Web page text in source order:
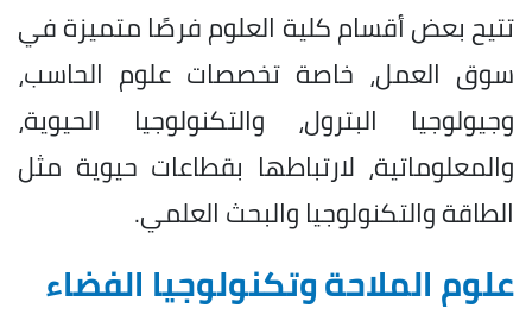
تتيح بعض أقسام كلية العلوم فرصًا متميزة في
سوق العمل، خاصة تخصصات علوم الحاسب،
وجيولوجيا البترول، والتكنولوجيا الحيوية،
والمعلوماتية، لارتباطها بقطاعات حيوية مثل
الطاقة والتكنولوجيا والبحث العلمي.
علوم الملاحة وتكنولوجيا الفضاء